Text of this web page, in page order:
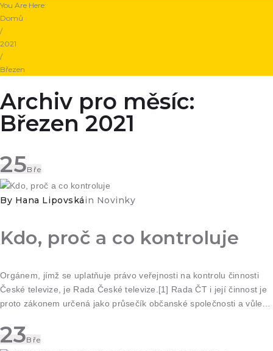
You Are Here:
Domů
/
2021
/
Březen
Archiv pro měsíc:
Březen 2021
25Bře
By Hana Lipovskáin Novinky
Kdo, proč a co kontroluje
Orgánem, jímž se uplatňuje právo veřejnosti na kontrolu činnosti
České televize, je Rada České televize.[1] Rada ČT i její činnost je
proto zákonem určená jako průsečík občanské společnosti a vůle…
23Bře